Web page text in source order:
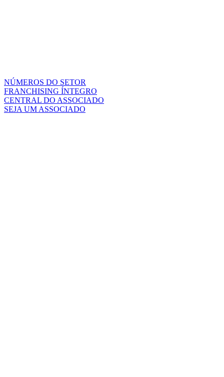
NÚMEROS DO SETOR
FRANCHISING ÍNTEGRO
CENTRAL DO ASSOCIADO
SEJA UM ASSOCIADO